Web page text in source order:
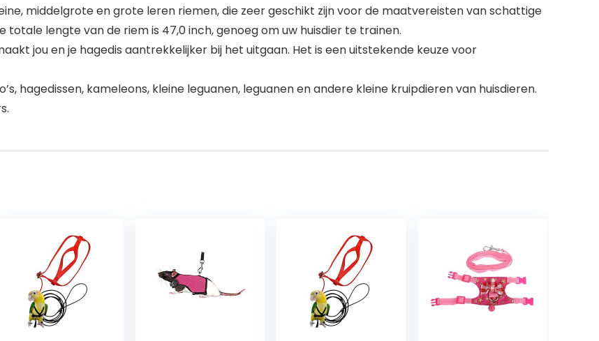
middelgrote en grote leren riemen, die zeer geschikt zijn voor de maatvereisten van schattige
totale lengte van de riem is 47,0 inch, genoeg om uw huisdier te trainen.
jou en je hagedis aantrekkelijker bij het uitgaan. Het is een uitstekende keuze voor
hagedissen, kameleons, kleine leguanen, leguanen en andere kleine kruipdieren van huisdieren.